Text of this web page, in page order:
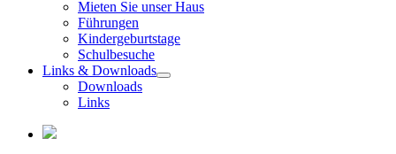
Mieten Sie unser Haus
Führungen
Kindergeburtstage
Schulbesuche
Links & Downloads
Downloads
Links